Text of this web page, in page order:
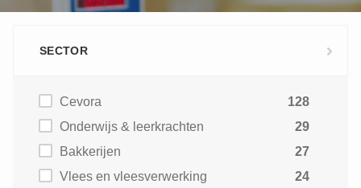
SECTOR
Cevora
128
Onderwijs & leerkrachten
29
Bakkerijen
27
Vlees en vleesverwerking
24